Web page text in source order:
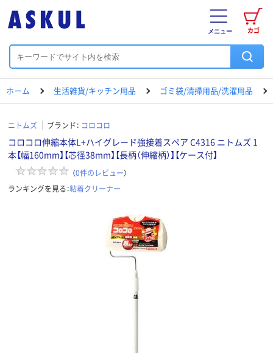
カゴ
メニュー
ホーム 生活雑貨/キッチン用品 ゴミ袋/清掃用品/洗濯用品
ニトムズ ブランド： コロコロ
コロコロ伸縮本体L+ハイグレード強接着スペア C4316 ニトムズ 1
本【幅160mm】【芯径38mm】【長柄（伸縮柄）】【ケース付】
（0件のレビュー）
ランキングを見る：粘着クリーナー